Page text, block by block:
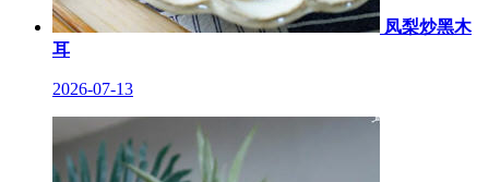
凤梨炒黑木
耳
2026-07-13